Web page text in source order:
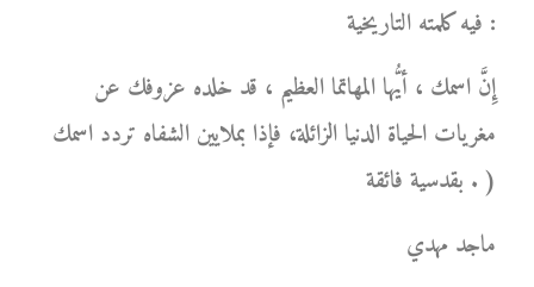
فيه كلمته التاريخية :
إِنَّ اسمك ، أيُّها المهاتما العظيم ، قد خلده عزوفك عن
مغريات الحياة الدنيا الزائلة، فإذا بملايين الشفاه تردد اسمك
بقدسية فائقة . )
ماجد مهدي